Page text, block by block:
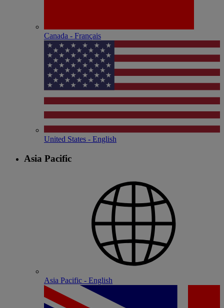
Canada - Français
United States - English
Asia Pacific
Asia Pacific - English